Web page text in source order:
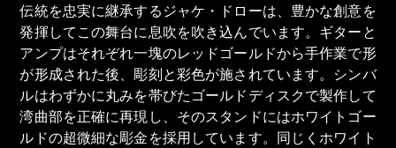
伝統を忠実に継承するジャケ・ドローは、豊かな創意を
発揮してこの舞台に息吹を吹き込んでいます。ギターと
アンプはそれぞれ一塊のレッドゴールドから手作業で形
が形成された後、彫刻と彩色が施されています。シンバ
ルはわずかに丸みを帯びたゴールドディスクで製作して
湾曲部を正確に再現し、そのスタンドにはホワイトゴー
ルドの超微細な彫金を採用しています。同じくホワイト